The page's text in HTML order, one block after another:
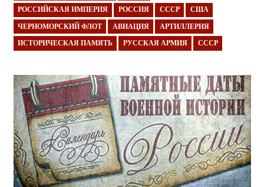
РОССИЙСКАЯ ИМПЕРИЯ РОССИЯ СССР США
ЧЕРНОМОРСКИЙ ФЛОТ АВИАЦИЯ АРТИЛЛЕРИЯ
ИСТОРИЧЕСКАЯ ПАМЯТЬ РУССКАЯ АРМИЯ СССР